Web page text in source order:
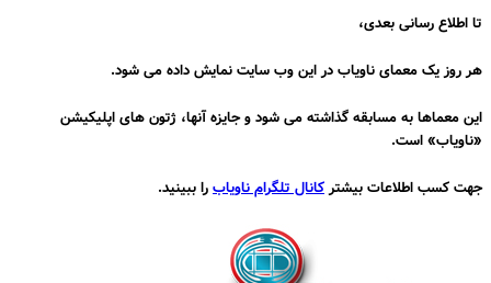
تا اطلاع رسانی بعدی،
هر روز یک معمای ناویاب در این وب سایت نمایش داده می شود.
این معماها به مسابقه گذاشته می شود و جایزه آنها، ژتون های اپلیکیشن
«ناویاب» است.
جهت کسب اطلاعات بیشترکانال تلگرام ناویابرا ببینید.